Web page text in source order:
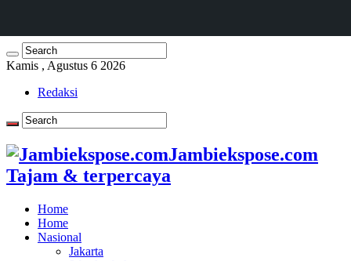
Kamis , Agustus 6 2026
Redaksi
Jambiekspose.com
Tajam & terpercaya
Home
Home
Nasional
Jakarta